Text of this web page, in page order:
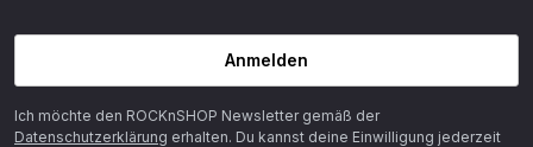
Anmelden
Ich möchte den ROCKnSHOP Newsletter gemäß der
Datenschutzerklärung erhalten. Du kannst deine Einwilligung jederzeit